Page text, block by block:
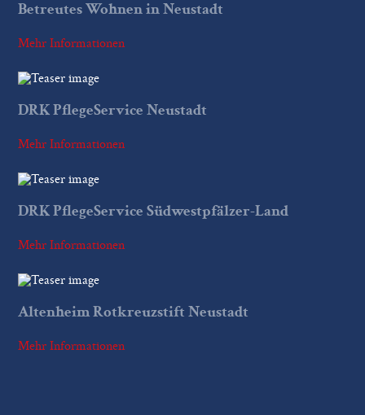
Betreutes Wohnen in Neustadt
Mehr Informationen
DRK PflegeService Neustadt
Mehr Informationen
DRK PflegeService Südwestpfälzer-Land
Mehr Informationen
Altenheim Rotkreuzstift Neustadt
Mehr Informationen